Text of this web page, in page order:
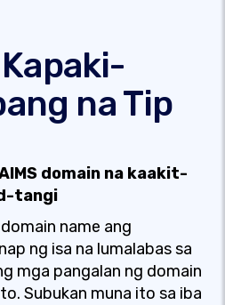
na Tip
domain na kaakit-
tangi
name ang
ng isa na lumalabas sa
mga pangalan ng domain
Subukan muna ito sa iba